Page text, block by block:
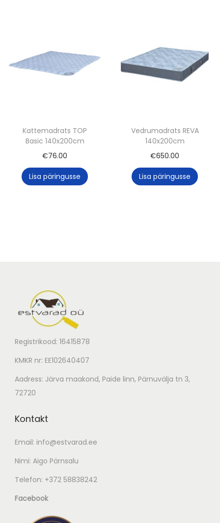
Kattemadrats TOP
Basic 140x200cm
€76.00
Lisa päringusse
Vedrumadrats REVA
140x200cm
€650.00
Lisa päringusse
Registrikood: 16415878
KMKR nr: EE102640407
Aadress: Järva maakond, Paide linn, Pärnuvälja tn 3,
72720
Kontakt
Email: info@estvarad.ee
Nimi: Aigo Pärnsalu
Telefon: +372 58838242
Facebook